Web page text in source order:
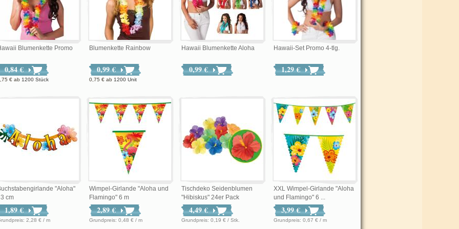
Blumenkette Promo
0,84 €
€ ab 1200 Stück
Blumenkette Rainbow
0,99 €
0,75 € ab 1200 Unit
Hawaii Blumenkette Aloha
0,99 €
Hawaii-Set Promo 4-tlg.
1,29 €
"Aloha"
cm
1,89 €
Grundpreis: 2,28 € / m
Wimpel-Girlande "Aloha und
Flamingo" 6 m
2,89 €
Grundpreis: 0,48 € / m
Tischdeko Seidenblumen
"Hibiskus" 24er Pack
4,49 €
Grundpreis: 0,19 € / Stk.
XXL Wimpel-Girlande "Aloha
und Flamingo" 6 ...
3,99 €
Grundpreis: 0,67 € / m